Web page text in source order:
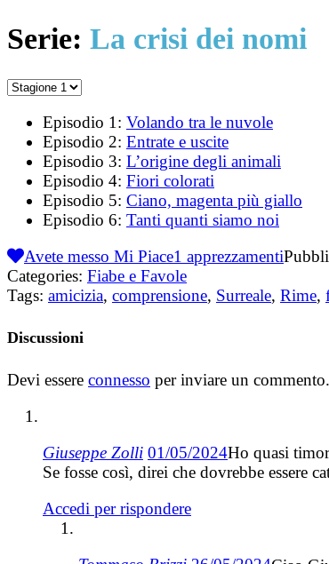
Serie: La crisi dei nomi
Episodio 1: Volando tra le nuvole
Episodio 2: Entrate e uscite
Episodio 3: L’origine degli animali
Episodio 4: Fiori colorati
Episodio 5: Ciano, magenta più giallo
Episodio 6: Tanti quanti siamo noi
Avete messo Mi Piace1 apprezzamenti
Categories: Fiabe e Favole
Tags: amicizia, comprensione, Surreale, Rime,
Discussioni
Devi essere connesso per inviare un commento.
Giuseppe Zolli 01/05/2024Ho quasi
Se fosse così, direi che dovrebbe essere
Accedi per rispondere